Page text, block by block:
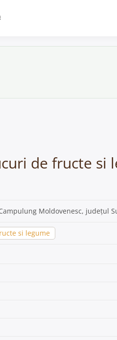
de fructe
Moldovenesc, județul
si legume